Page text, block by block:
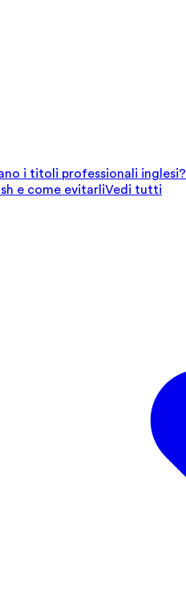
i titoli professionali inglesi?
e come evitarliVedi tutti